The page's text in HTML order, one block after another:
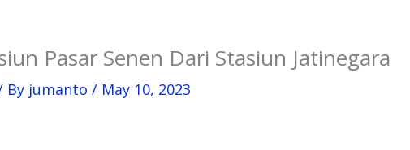
Pasar Senen Dari Stasiun Jatinegara
By jumanto/ May 10, 2023